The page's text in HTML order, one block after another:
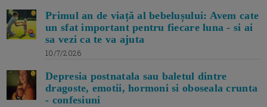
Primul an de viață al bebelușului: Avem cate
un sfat important pentru fiecare luna - si ai
sa vezi ca te va ajuta
10/7/2026
Depresia postnatala sau baletul dintre
dragoste, emotii, hormoni si oboseala crunta
- confesiuni